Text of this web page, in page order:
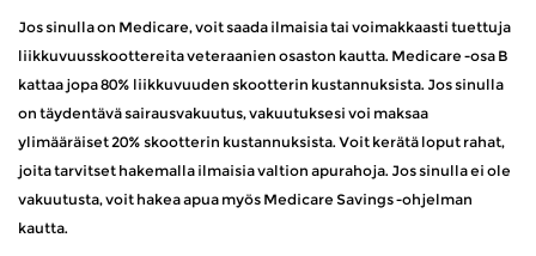
Jos sinulla on Medicare, voit saada ilmaisia ​​tai voimakkaasti tuettuja
liikkuvuusskoottereita veteraanien osaston kautta. Medicare -osa B
kattaa jopa 80% liikkuvuuden skootterin kustannuksista. Jos sinulla
on täydentävä sairausvakuutus, vakuutuksesi voi maksaa
ylimääräiset 20% skootterin kustannuksista. Voit kerätä loput rahat,
joita tarvitset hakemalla ilmaisia ​​valtion apurahoja. Jos sinulla ei ole
vakuutusta, voit hakea apua myös Medicare Savings -ohjelman
kautta.